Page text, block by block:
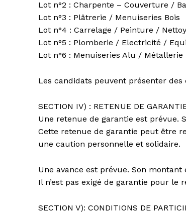
Lot n°2 : Charpente – Couverture /
Lot n°3 : Plâtrerie / Menuiseries Bois
Lot n°4 : Carrelage / Peinture /
Lot n°5 : Plomberie / Electricité /
Lot n°6 : Menuiseries Alu / Métallerie
Les candidats peuvent présenter
SECTION IV) : RETENUE DE
Une retenue de garantie est prévue.
Cette retenue de garantie peut être
une caution personnelle et solidaire.
Une avance est prévue. Son
Il n’est pas exigé de garantie pour le
SECTION V): CONDITIONS DE